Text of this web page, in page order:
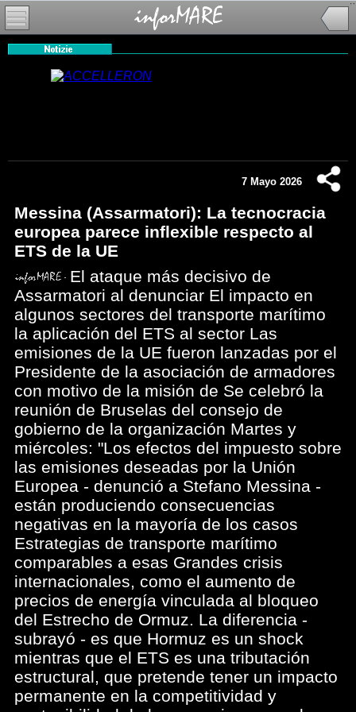
7 Mayo 2026
Messina (Assarmatori): La tecnocracia
europea parece inflexible respecto al
ETS de la UE
El ataque más decisivo de
Assarmatori al denunciar El impacto en
algunos sectores del transporte marítimo
la aplicación del ETS al sector Las
emisiones de la UE fueron lanzadas por el
Presidente de la asociación de armadores
con motivo de la misión de Se celebró la
reunión de Bruselas del consejo de
gobierno de la organización Martes y
miércoles: "Los efectos del impuesto sobre
las emisiones deseadas por la Unión
Europea - denunció a Stefano Messina -
están produciendo consecuencias
negativas en la mayoría de los casos
Estrategias de transporte marítimo
comparables a esas Grandes crisis
internacionales, como el aumento de
precios de energía vinculada al bloqueo
del Estrecho de Ormuz. La diferencia -
subrayó - es que Hormuz es un shock
mientras que el ETS es una tributación
estructural, que pretende tener un impacto
permanente en la competitividad y